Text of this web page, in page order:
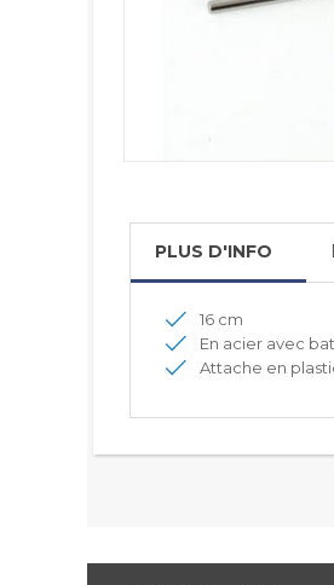
PLUS D'INFO
16 cm
En acier avec
Attache en